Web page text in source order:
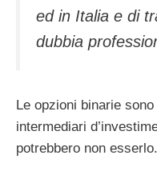
ed in Italia e di
dubbia
Le opzioni binarie
intermediari
potrebbero non esserlo.